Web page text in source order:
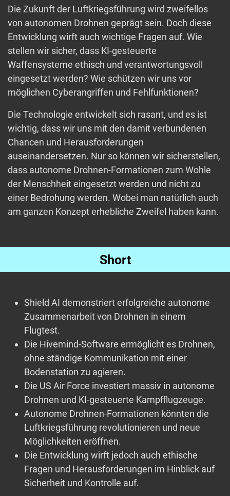
Die Zukunft der Luftkriegsführung wird zweifellos
von autonomen Drohnen geprägt sein. Doch diese
Entwicklung wirft auch wichtige Fragen auf. Wie
stellen wir sicher, dass KI-gesteuerte
Waffensysteme ethisch und verantwortungsvoll
eingesetzt werden? Wie schützen wir uns vor
möglichen Cyberangriffen und Fehlfunktionen?
Die Technologie entwickelt sich rasant, und es ist
wichtig, dass wir uns mit den damit verbundenen
Chancen und Herausforderungen
auseinandersetzen. Nur so können wir sicherstellen,
dass autonome Drohnen-Formationen zum Wohle
der Menschheit eingesetzt werden und nicht zu
einer Bedrohung werden. Wobei man natürlich auch
am ganzen Konzept erhebliche Zweifel haben kann.
Short
Shield AI demonstriert erfolgreiche autonome
Zusammenarbeit von Drohnen in einem
Flugtest.
Die Hivemind-Software ermöglicht es Drohnen,
ohne ständige Kommunikation mit einer
Bodenstation zu agieren.
Die US Air Force investiert massiv in autonome
Drohnen und KI-gesteuerte Kampfflugzeuge.
Autonome Drohnen-Formationen könnten die
Luftkriegsführung revolutionieren und neue
Möglichkeiten eröffnen.
Die Entwicklung wirft jedoch auch ethische
Fragen und Herausforderungen im Hinblick auf
Sicherheit und Kontrolle auf.